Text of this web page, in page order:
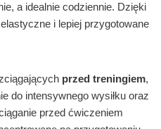
a idealnie codziennie. Dzięki
i lepiej przygotowane
przed treningiem,
do intensywnego wysiłku oraz
przed ćwiczeniem